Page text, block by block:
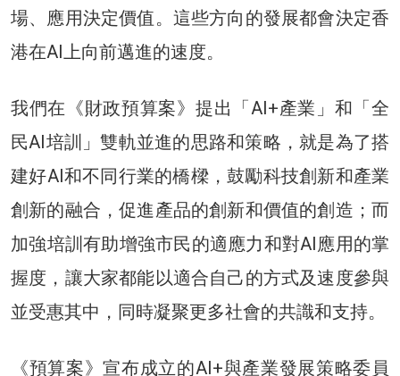
場、應用決定價值。這些方向的發展都會決定香
港在AI上向前邁進的速度。
我們在《財政預算案》提出「AI+產業」和「全
民AI培訓」雙軌並進的思路和策略，就是為了搭
建好AI和不同行業的橋樑，鼓勵科技創新和產業
創新的融合，促進產品的創新和價值的創造；而
加強培訓有助增強市民的適應力和對AI應用的掌
握度，讓大家都能以適合自己的方式及速度參與
並受惠其中，同時凝聚更多社會的共識和支持。
《預算案》宣布成立的AI+與產業發展策略委員